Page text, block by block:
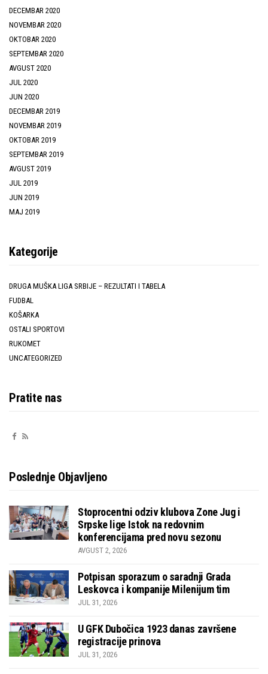
DECEMBAR 2020
NOVEMBAR 2020
OKTOBAR 2020
SEPTEMBAR 2020
AVGUST 2020
JUL 2020
JUN 2020
DECEMBAR 2019
NOVEMBAR 2019
OKTOBAR 2019
SEPTEMBAR 2019
AVGUST 2019
JUL 2019
JUN 2019
MAJ 2019
Kategorije
DRUGA MUŠKA LIGA SRBIJE – REZULTATI I TABELA
FUDBAL
KOŠARKA
OSTALI SPORTOVI
RUKOMET
UNCATEGORIZED
Pratite nas
Poslednje Objavljeno
Stoprocentni odziv klubova Zone Jug i
Srpske lige Istok na redovnim
konferencijama pred novu sezonu
AVGUST 2, 2026
Potpisan sporazum o saradnji Grada
Leskovca i kompanije Milenijum tim
JUL 31, 2026
U GFK Dubočica 1923 danas završene
registracije prinova
JUL 31, 2026